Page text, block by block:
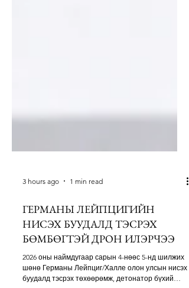
ГЕРМАНЫ ЛЕЙПЦИГИЙН
НИСЭХ БУУДАЛД ТЭСРЭХ
БӨМБӨГТЭЙ ДРОН ИЛЭРЧЭЭ
2026 оны наймдугаар сарын 4-нөөс 5-нд шилжих